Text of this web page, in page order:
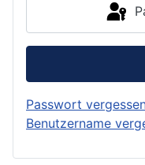
Passwort
Benutzername